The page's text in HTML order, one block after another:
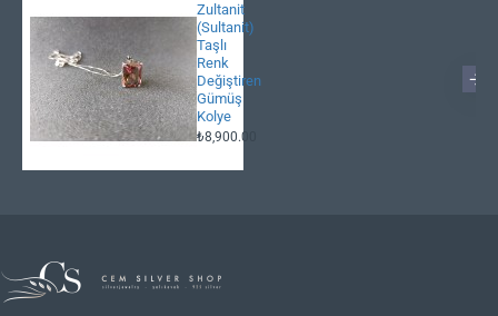
Zultanit
(Sultanit)
Taşlı
Renk
Değiştiren
Gümüş
Kolye
₺8,900.00